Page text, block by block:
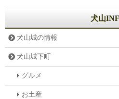
犬山
犬山城の情報
犬山城下町
グルメ
お土産